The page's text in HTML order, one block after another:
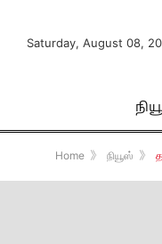
Saturday, August 08,
Home 》 நியூஸ் 》